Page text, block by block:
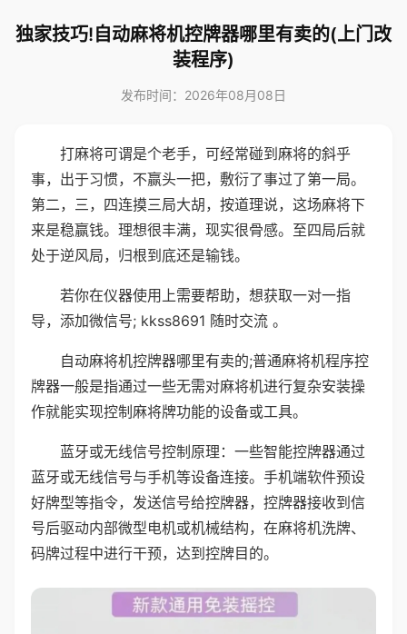
独家技巧!自动麻将机控牌器哪里有卖的(上门改
装程序)
发布时间：2026年08月08日
打麻将可谓是个老手，可经常碰到麻将的斜乎
事，出于习惯，不赢头一把，敷衍了事过了第一局。
第二，三，四连摸三局大胡，按道理说，这场麻将下
来是稳赢钱。理想很丰满，现实很骨感。至四局后就
处于逆风局，归根到底还是输钱。
若你在仪器使用上需要帮助，想获取一对一指
导，添加微信号; kkss8691 随时交流 。
自动麻将机控牌器哪里有卖的;普通麻将机程序控
牌器一般是指通过一些无需对麻将机进行复杂安装操
作就能实现控制麻将牌功能的设备或工具。
蓝牙或无线信号控制原理：一些智能控牌器通过
蓝牙或无线信号与手机等设备连接。手机端软件预设
好牌型等指令，发送信号给控牌器，控牌器接收到信
号后驱动内部微型电机或机械结构，在麻将机洗牌、
码牌过程中进行干预，达到控牌目的。